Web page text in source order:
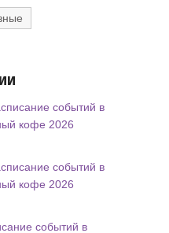
событий в
кофе 2026
событий в
кофе 2026
событий в